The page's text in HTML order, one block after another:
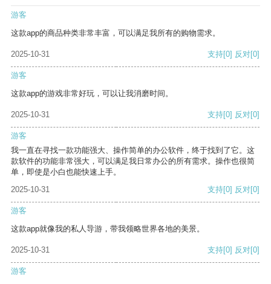
游客
这款app的商品种类非常丰富，可以满足我所有的购物需求。
2025-10-31 支持[0] 反对[0]
游客
这款app的游戏非常好玩，可以让我消磨时间。
2025-10-31 支持[0] 反对[0]
游客
我一直在寻找一款功能强大、操作简单的办公软件，终于找到了它。这
款软件的功能非常强大，可以满足我日常办公的所有需求。操作也很简
单，即使是小白也能快速上手。
2025-10-31
支持[0] 反对[0]
游客
这款app就像我的私人导游，带我领略世界各地的美景。
2025-10-31 支持[0] 反对[0]
游客